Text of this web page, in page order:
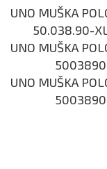
UNO MUŠKA
50.038.90-
UNO MUŠKA
5003890
UNO MUŠKA
5003890